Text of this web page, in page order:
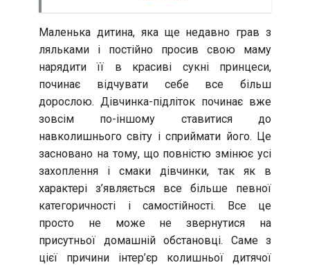
Маленька дитина, яка ще недавно грав з
ляльками і постійно просив свою маму
нарядити її в красиві сукні принцеси,
починає відчувати себе все більш
дорослою. Дівчинка-підліток починає вже
зовсім по-іншому ставитися до
навколишнього світу і сприймати його. Це
засновано на тому, що повністю змінює усі
захоплення і смаки дівчинки, так як в
характері з’являється все більше певної
категоричності і самостійності. Все це
просто не може не звернутися на
присутньої домашній обстановці. Саме з
цієї причини інтер’єр колишньої дитячої